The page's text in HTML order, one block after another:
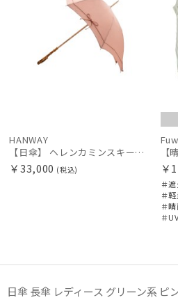
HANWAY
【日傘】 ヘレンカミンスキー（HELEN KAMINSKI） X ハンウェイ (HANWAY) コラボ プロヴァンスタイプ 麻無地 ラフィアコード 長傘 竹手元 純パラソル
￥33,000 (税込) ￥
＃
＃
＃
＃
日傘 長傘 レディース グリーン系